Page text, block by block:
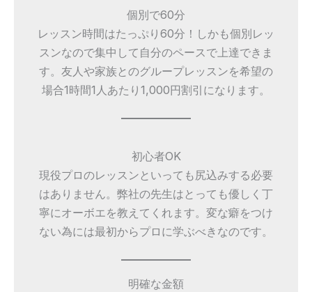
個別で60分
レッスン時間はたっぷり60分！しかも個別レッ
スンなので集中して自分のペースで上達できま
す。友人や家族とのグループレッスンを希望の
場合1時間1人あたり1,000円割引になります。
初心者OK
現役プロのレッスンといっても尻込みする必要
はありません。弊社の先生はとっても優しく丁
寧にオーボエを教えてくれます。変な癖をつけ
ない為には最初からプロに学ぶべきなのです。
明確な金額